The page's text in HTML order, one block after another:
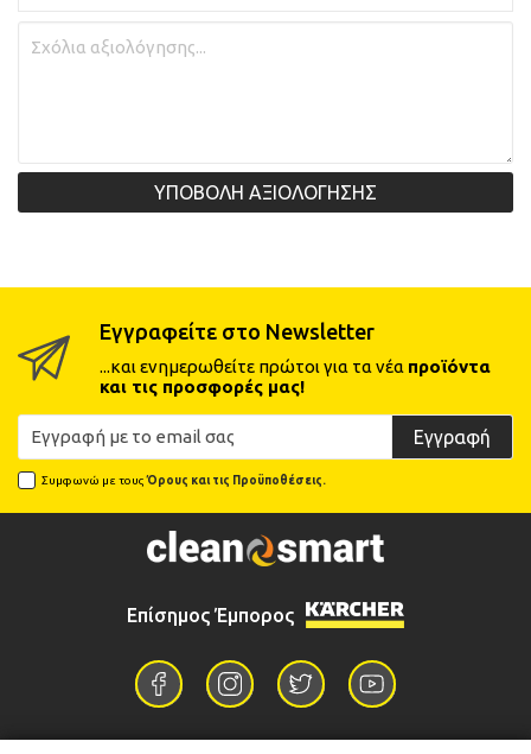
ΥΠΟΒΟΛΗ ΑΞΙΟΛΟΓΗΣΗΣ
Εγγραφείτε στο Newsletter
...και ενημερωθείτε πρώτοι για τα νέα προϊόντα
και τις προσφορές μας!
Εγγραφή
Συμφωνώ με τουςΌρους και τις Προϋποθέσεις.
Επίσημος Έμπορος